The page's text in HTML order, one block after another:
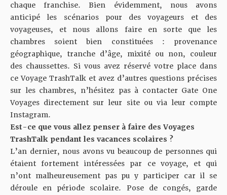
chaque franchise. Bien évidemment, nous avons
anticipé les scénarios pour des voyageurs et des
voyageuses, et nous allons faire en sorte que les
chambres soient bien constituées : provenance
géographique, tranche d’âge, mixité ou non, couleur
des chaussettes. Si vous avez réservé votre place dans
ce Voyage TrashTalk et avez d’autres questions précises
sur les chambres, n’hésitez pas à contacter Gate One
Voyages directement sur leur site ou via leur compte
Instagram.
Est-ce que vous allez penser à faire des Voyages
TrashTalk pendant les vacances scolaires ?
L’an dernier, nous avons vu beaucoup de personnes qui
étaient fortement intéressées par ce voyage, et qui
n’ont malheureusement pas pu y participer car il se
déroule en période scolaire. Pose de congés, garde